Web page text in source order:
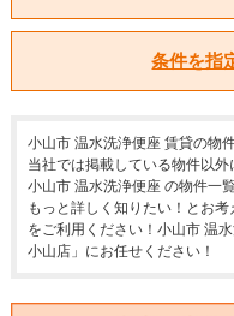
条件を指
小山市 温水洗浄便座 賃貸の物
当社では掲載している物件以
小山市 温水洗浄便座 の物件一
もっと詳しく知りたい！とお
をご利用ください！小山市 温
小山店」にお任せください！